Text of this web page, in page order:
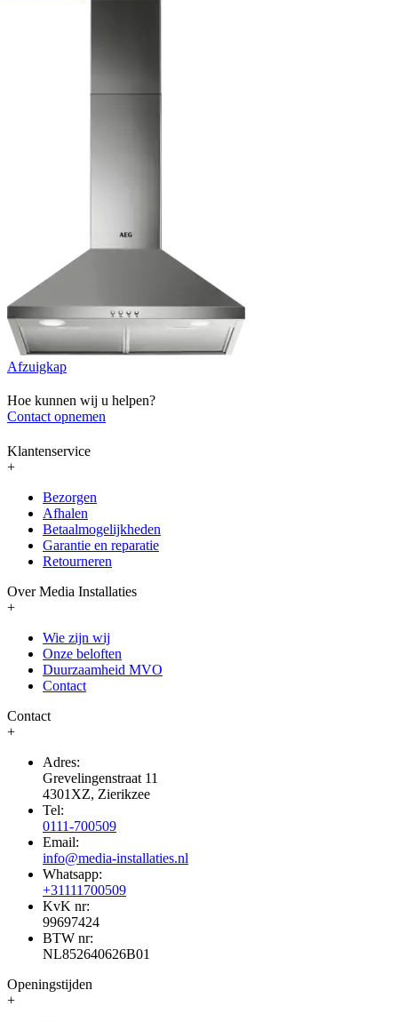
Afzuigkap
Hoe kunnen wij u helpen?
Contact opnemen
Klantenservice
+
Bezorgen
Afhalen
Betaalmogelijkheden
Garantie en reparatie
Retourneren
Over Media Installaties
+
Wie zijn wij
Onze beloften
Duurzaamheid MVO
Contact
Contact
+
Adres:
Grevelingenstraat 11
4301XZ, Zierikzee
Tel:
0111-700509
Email:
info@media-installaties.nl
Whatsapp:
+31111700509
KvK nr:
99697424
BTW nr:
NL852640626B01
Openingstijden
+